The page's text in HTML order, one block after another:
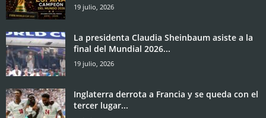
19 julio, 2026
La presidenta Claudia Sheinbaum asiste a la
final del Mundial 2026...
19 julio, 2026
Inglaterra derrota a Francia y se queda con el
tercer lugar...